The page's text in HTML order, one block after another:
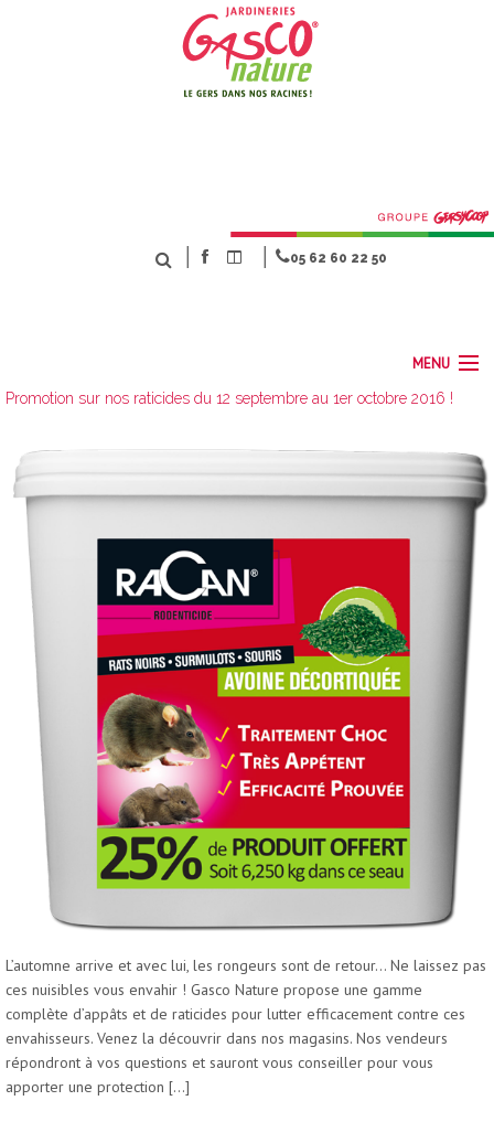
05 62 60 22 50
MENU
NOS MÉTIERS
NOS MAGASINS
ACTUALITÉS
CONTACT JARDINERIES GASCO NATURE
Promotion sur nos raticides du 12 septembre au 1er octobre 2016 !
L’automne arrive et avec lui, les rongeurs sont de retour… Ne laissez pas
ces nuisibles vous envahir ! Gasco Nature propose une gamme
complète d’appâts et de raticides pour lutter efficacement contre ces
envahisseurs. Venez la découvrir dans nos magasins. Nos vendeurs
répondront à vos questions et sauront vous conseiller pour vous
apporter une protection […]